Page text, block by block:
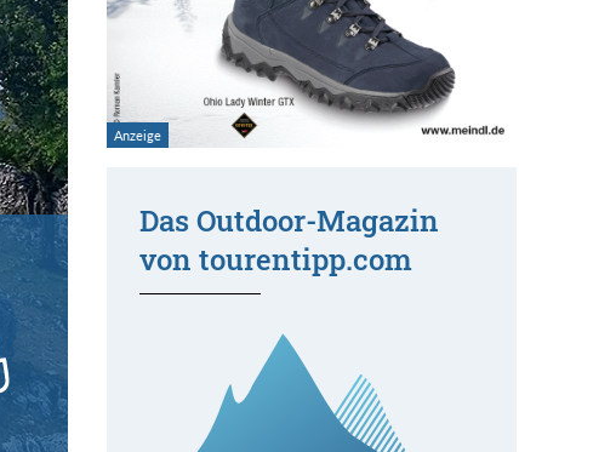
Das Outdoor-Magazin
von tourentipp.com